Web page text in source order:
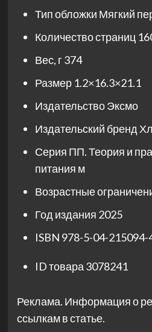
Тип обложки Мягкий
Количество страниц
Вес, г 374
Размер 1.2×16.3×21.1
ИздательствоЭксмо
Издательский бренд
Серия ПП. Теория и
питания м
Возрастные
Год издания 2025
ISBN 978-5-04-215094-
ID товара 3078241
Реклама. Информация о
ссылкам в статье.